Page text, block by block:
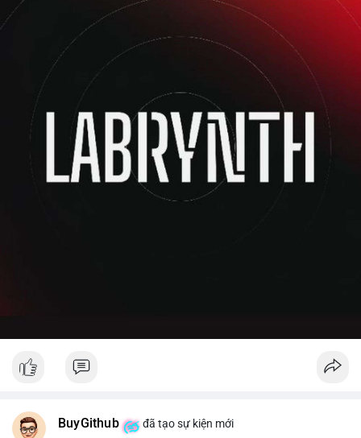
BuyGithub đã tạo sự kiện mới